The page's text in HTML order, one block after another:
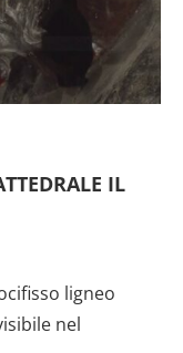
IL
ligneo
nel